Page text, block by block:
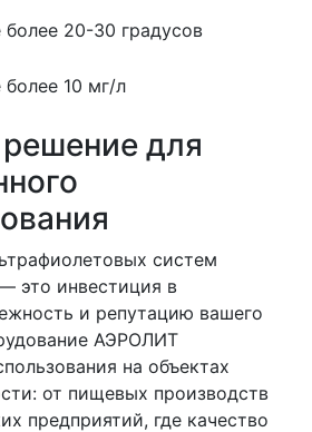
более 20-30 градусов
более 10 мг/л
для
систем
это инвестиция в
и репутацию вашего
АЭРОЛИТ
на объектах
от пищевых производств
предприятий, где качество